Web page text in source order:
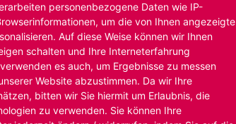
personenbezogene Daten wie IP-
um die von Ihnen angezeigte
Auf diese Weise können wir Ihnen
schalten und Ihre Interneterfahrung
es auch, um Ergebnisse zu messen
Website abzustimmen. Da wir Ihre
bitten wir Sie hiermit um Erlaubnis, die
zu verwenden. Sie können Ihre